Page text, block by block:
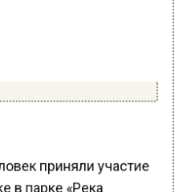
приняли участие
в парке «Река